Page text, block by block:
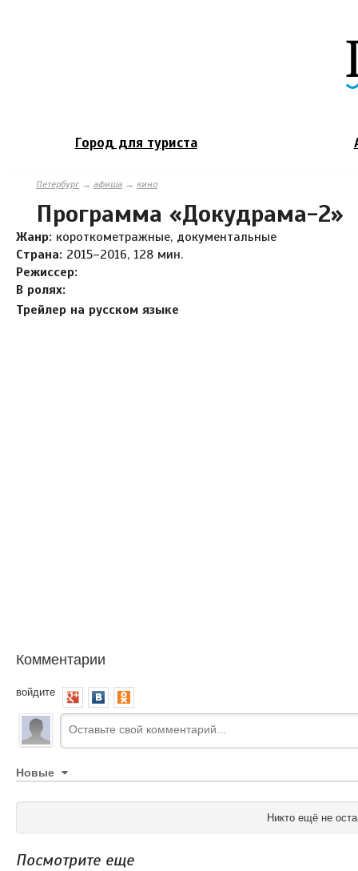
Город для туриста
Петербург→ афиша → кино
Программа «Докудрама-2»
Жанр: короткометражные, документальные
Страна: 2015–2016, 128 мин.
Режиссер:
В ролях:
Трейлер на русском языке
Комментарии
войдите
Новые
Никто ещё не
Посмотрите еще